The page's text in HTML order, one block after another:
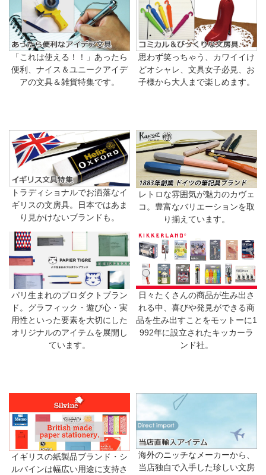
「これは使える！！」あったら
便利、ナイス＆ユニークアイデ
アの文具＆雑貨特集です。
思わず笑っちゃう、カワイイけ
どオシャレ、文具女子必見、お
子様から大人まで楽しめます。
トラディショナルでお洒落なイ
ギリスの文房具。日本ではあま
り見かけないブランドも。
レトロな雰囲気が魅力のカヴェ
コ。豊富なバリエーションを取
り揃えています。
パリ生まれのプロダクトブラン
ド。グラフィック・遊び心・実
用性といった要素を大切にした
オリジナルのアイテムを展開し
ています。
日々たくさんの商品が生み出さ
れる中、喜びや発見ができる商
品を生み出すことをモットーに1
992年に設立されたキッカーラ
ンド社。
イギリスの紙製品ブランド・シ
ルバインは幅広い用途に支持さ
海外のニッチなメーカーから、
当店独自で入手した珍しい文房